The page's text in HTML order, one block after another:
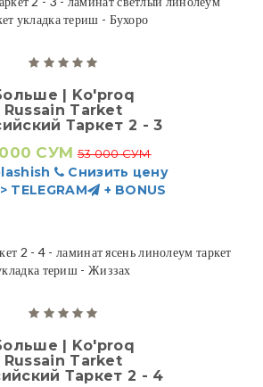
| Ko'proq
Russain Tarket
Таркет 2 - 3
СУМ 53 000 СУМ
Снизить цену
TELEGRAM
+ BONUS
| Ko'proq
Russain Tarket
Таркет 2 - 4